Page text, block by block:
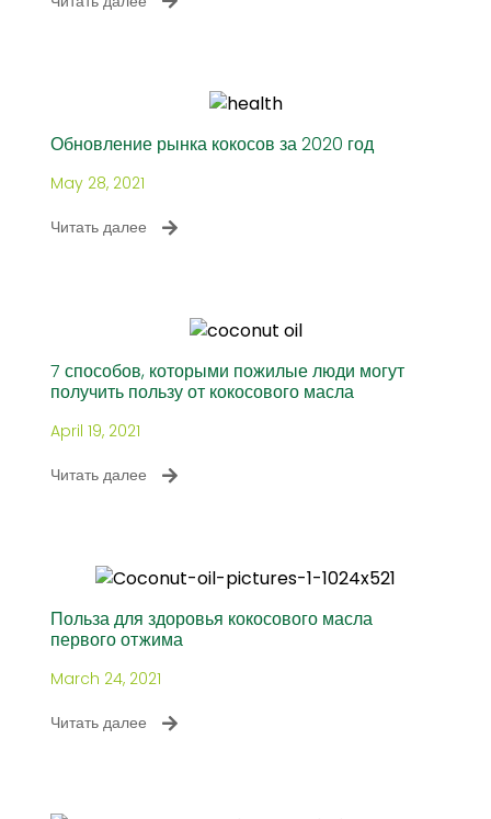
Обновление рынка кокосов за 2020 год
May 28, 2021
Читать далее
7 способов, которыми пожилые люди могут
получить пользу от кокосового масла
April 19, 2021
Читать далее
Польза для здоровья кокосового масла
первого отжима
March 24, 2021
Читать далее